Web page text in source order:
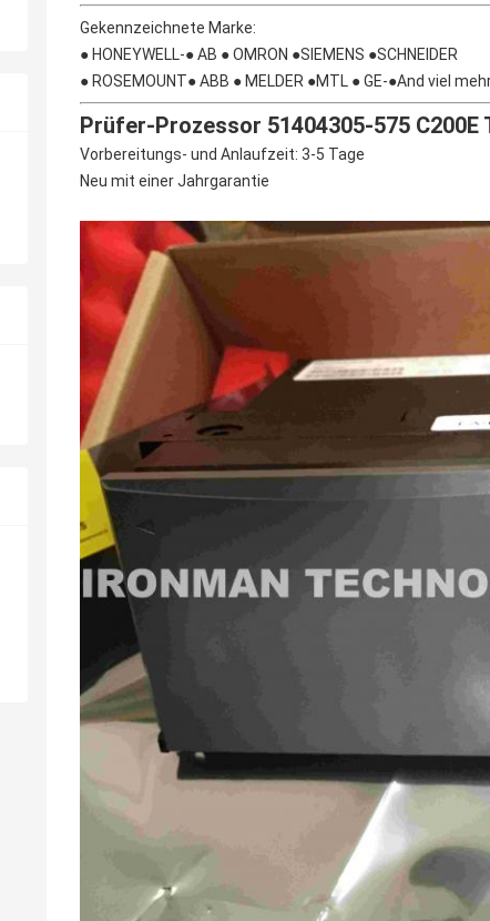
Gekennzeichnete Marke:
● HONEYWELL-● AB ● OMRON ●SIEMENS ●SCHNEIDER
● ROSEMOUNT● ABB ● MELDER ●MTL ● GE-●And viel
Prüfer-Prozessor 51404305-575
Vorbereitungs- und Anlaufzeit: 3-5 Tage
Neu mit einer Jahrgarantie